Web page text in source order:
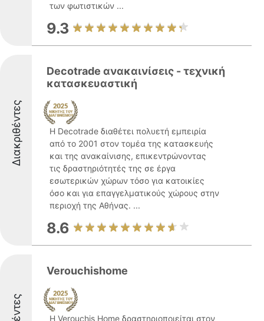
των φωτιστικών ...
9.3
Διακριθέντες
Decotrade ανακαινίσεις - τεχνική
κατασκευαστική
Η Decotrade διαθέτει πολυετή εμπειρία
από το 2001 στον τομέα της κατασκευής
και της ανακαίνισης, επικεντρώνοντας
τις δραστηριότητές της σε έργα
εσωτερικών χώρων τόσο για κατοικίες
όσο και για επαγγελματικούς χώρους στην
περιοχή της Αθήνας. ...
8.6
Verouchishome
Η Verouchis Home δραστηριοποιείται στον